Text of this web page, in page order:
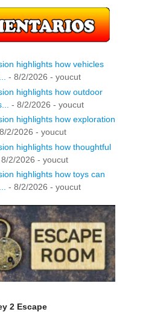
highlights how vehicles
- 8/2/2026 - youcut
highlights how outdoor
- 8/2/2026 - youcut
highlights how exploration
2/2026 - youcut
highlights how thoughtful
2/2026 - youcut
highlights how toys can
- 8/2/2026 - youcut
2 Escape